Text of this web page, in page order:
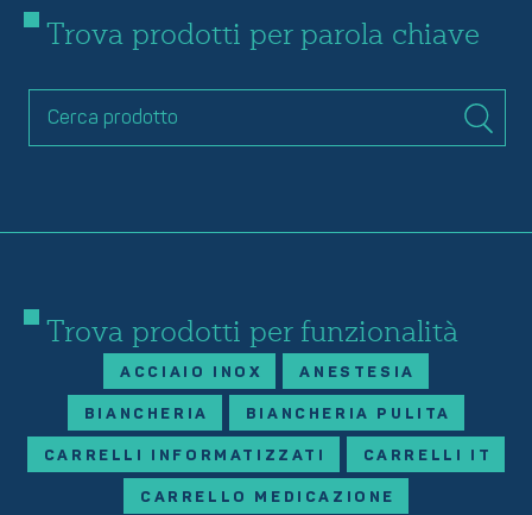
Trova prodotti per parola chiave
Trova prodotti per funzionalità
ACCIAIO INOX ANESTESIA
BIANCHERIA BIANCHERIA PULITA
CARRELLI INFORMATIZZATI CARRELLI IT
CARRELLO MEDICAZIONE